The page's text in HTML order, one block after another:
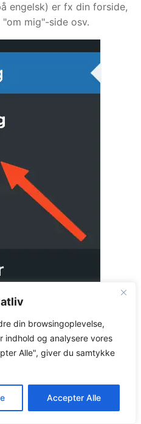
din browsingoplevelse,
indhold og analysere vores
Alle", giver du samtykke
Accepter Alle
engelsk) er fx din forside,
mig"-side osv.
Start med at fortælle om
personlig blog) og hvad
Opdel din artikel i